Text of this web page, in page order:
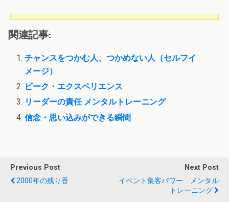
関連記事:
チャンスをつかむ人、つかめない人（セルフイ
メージ）
ピーク・エクスペリエンス
リーダーの責任 メンタルトレーニング
信念・思い込みができる瞬間
Previous Post
2000年の残り香
Next Post
イベント集客パワー メンタル
トレーニング